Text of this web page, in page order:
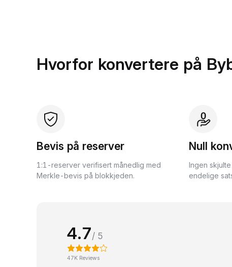
Hvorfor konvertere på
Bevis på reserver
1:1-reserver verifisert månedlig med
Merkle-bevis på blokkjeden.
Null
Ingen
endelige
4.7/ 5
47K Reviews